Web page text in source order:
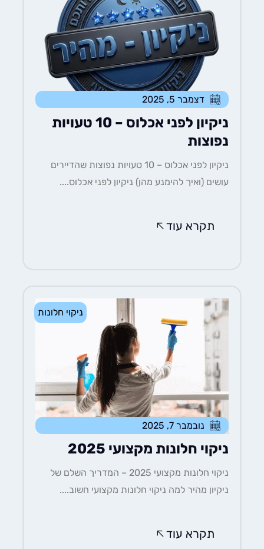
דצמבר 5, 2025
ניקיון לפני אכלוס – 10 טעויות
נפוצות
ניקיון לפני אכלוס – 10 טעויות נפוצות שהדיירים
עושים (ואיך להימנע מהן) ניקיון לפני אכלוס....
תקרא עוד
ניקוי חלונות
נובמבר 7, 2025
ניקוי חלונות מקצועי 2025
ניקוי חלונות מקצועי 2025 – המדריך השלם של
ניקיון מהיר למה ניקוי חלונות מקצועי חשוב....
תקרא עוד